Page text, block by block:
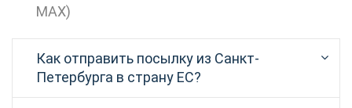
МАХ)
Как отправить посылку из Санкт-
Петербурга в страну ЕС?